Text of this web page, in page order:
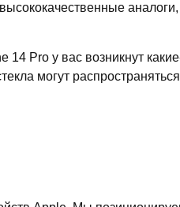
аналоги,
14 Pro у вас возникнут
могут